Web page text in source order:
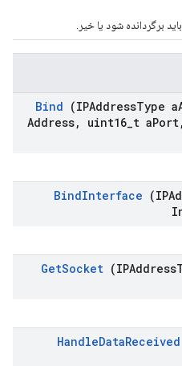
Bind (IPAddressType a
Address, uint16 t aPort,
BindInterface
GetSocket (IPAddress
HandleDataReceived